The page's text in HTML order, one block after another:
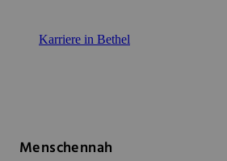
Karriere in Bethel
Menschennah